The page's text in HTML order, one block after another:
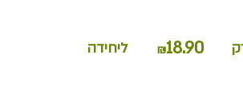
₪18.90 ליחידה